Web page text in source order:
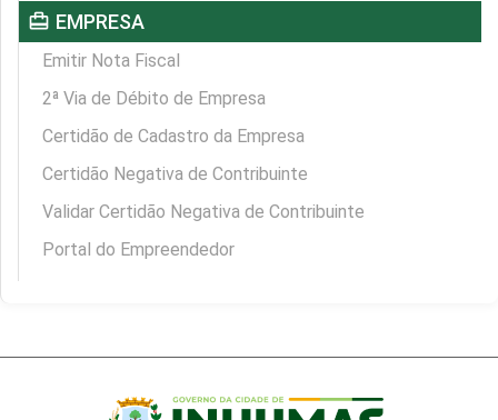
card_travel EMPRESA
Emitir Nota Fiscal
2ª Via de Débito de Empresa
Certidão de Cadastro da Empresa
Certidão Negativa de Contribuinte
Validar Certidão Negativa de Contribuinte
Portal do Empreendedor